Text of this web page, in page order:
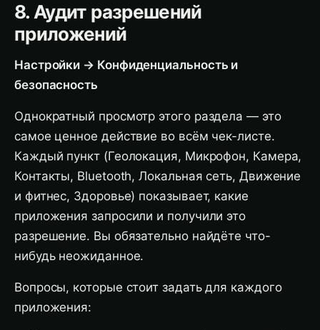
8. Аудит разрешений
приложений
Настройки → Конфиденциальность и
безопасность
Однократный просмотр этого раздела — это
самое ценное действие во всём чек-листе.
Каждый пункт (Геолокация, Микрофон, Камера,
Контакты, Bluetooth, Локальная сеть, Движение
и фитнес, Здоровье) показывает, какие
приложения запросили и получили это
разрешение. Вы обязательно найдёте что-
нибудь неожиданное.
Вопросы, которые стоит задать для каждого
приложения: